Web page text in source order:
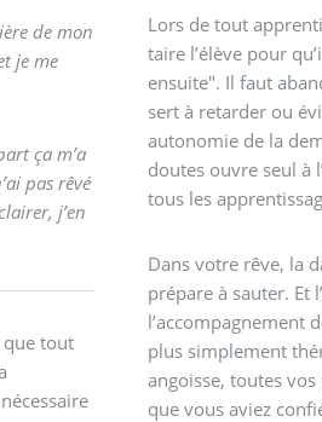
de mon
je me
ça m’a
pas rêvé
j’en
que tout
Lors de tout
taire l’élève pour
ensuite". Il faut
sert à retarder ou
autonomie de la
doutes ouvre seul à
tous les
Dans votre rêve, la
prépare à sauter. Et
l’accompagnement
plus simplement
angoisse, toutes
que vous aviez